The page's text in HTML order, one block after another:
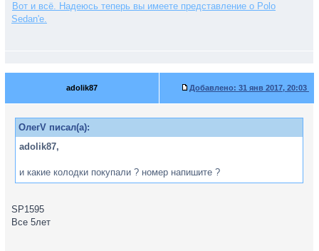
Вот и всё. Надеюсь теперь вы имеете представление о Polo
Sedan'е.
adolik87 Добавлено: 31 янв 2017, 20:03
ОлегV писал(а):
adolik87,
и какие колодки покупали ? номер напишите ?
SP1595
Все 5лет